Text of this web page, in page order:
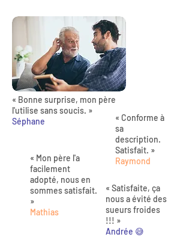
« Bonne surprise, mon père
l'utilise sans soucis. »
Séphane
« Mon père l'a
facilement
adopté, nous en
sommes satisfait.
»
Mathias
« Conforme à
sa
description.
Satisfait. »
Raymond
« Satisfaite, ça
nous a évité des
sueurs froides
!!! »
Andrée 😅